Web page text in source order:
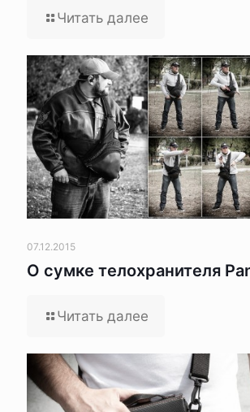
Читать далее
07.12.2015
О сумке телохранителя
Читать далее